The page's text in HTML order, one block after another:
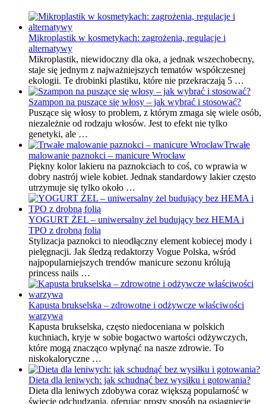
Mikroplastik w kosmetykach: zagrożenia, regulacje i
alternatywy
Mikroplastik, niewidoczny dla oka, a jednak wszechobecny,
staje się jednym z najważniejszych tematów współczesnej
ekologii. Te drobinki plastiku, które nie przekraczają 5 …
Szampon na puszące się włosy – jak wybrać i stosować?
Puszące się włosy to problem, z którym zmaga się wiele osób,
niezależnie od rodzaju włosów. Jest to efekt nie tylko
genetyki, ale …
Trwałe
malowanie paznokci – manicure Wrocław
Piękny kolor lakieru na paznokciach to coś, co wprawia w
dobry nastrój wiele kobiet. Jednak standardowy lakier często
utrzymuje się tylko około …
YOGURT ŻEL – uniwersalny żel budujący bez HEMA i
TPO z drobną folią
Stylizacja paznokci to nieodłączny element kobiecej mody i
pielęgnacji. Jak śledzą redaktorzy Vogue Polska, wśród
najpopularniejszych trendów manicure sezonu królują
princess nails …
Kapusta brukselska – zdrowotne i odżywcze właściwości
warzywa
Kapusta brukselska, często niedoceniana w polskich
kuchniach, kryje w sobie bogactwo wartości odżywczych,
które mogą znacząco wpłynąć na nasze zdrowie. To
niskokaloryczne …
Dieta dla leniwych: jak schudnąć bez wysiłku i gotowania?
Dieta dla leniwych zdobywa coraz większą popularność w
świecie odchudzania, oferując prosty sposób na osiągnięcie